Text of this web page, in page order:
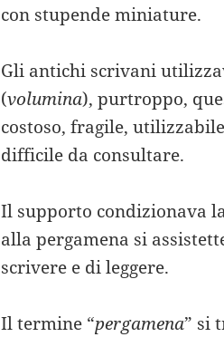
con stupende miniature.
Gli antichi scrivani
(volumina), purtroppo,
costoso, fragile,
difficile da consultare.
Il supporto condizionava
alla pergamena si
scrivere e di leggere.
Il termine “pergamena” si